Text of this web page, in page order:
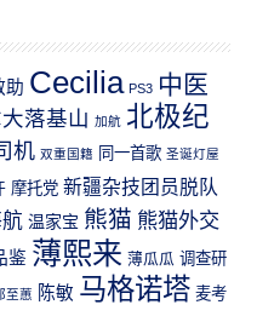
助 Cecilia PS3 中医
落基山 加航 北极纪
机 双重国籍 同一首歌 圣诞灯屋
摩托党 新疆杂技团员脱队
温家宝 熊猫 熊猫外交
鉴 薄熙来 薄瓜瓜 调查研
至蕙 陈敏 马格诺塔 麦考